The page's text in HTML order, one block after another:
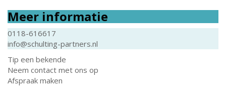
Meer informatie
0118-616617
info@schulting-partners.nl
Tip een bekende
Neem contact met ons op
Afspraak maken